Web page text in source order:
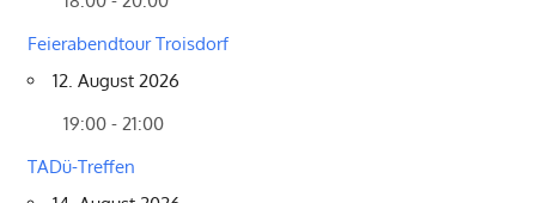
Feierabendtour Troisdorf
12. August 2026
19:00 - 21:00
TADü-Treffen